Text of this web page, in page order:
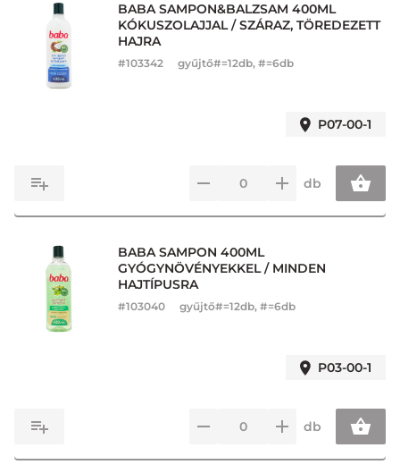
BABA SAMPON&BALZSAM 400ML
KÓKUSZOLAJJAL / SZÁRAZ, TÖREDEZETT
HAJRA
#103342 gyűjtő#=12db, #=6db
P07-00-1
db
BABA SAMPON 400ML
GYÓGYNÖVÉNYEKKEL / MINDEN
HAJTÍPUSRA
#103040 gyűjtő#=12db, #=6db
P03-00-1
db